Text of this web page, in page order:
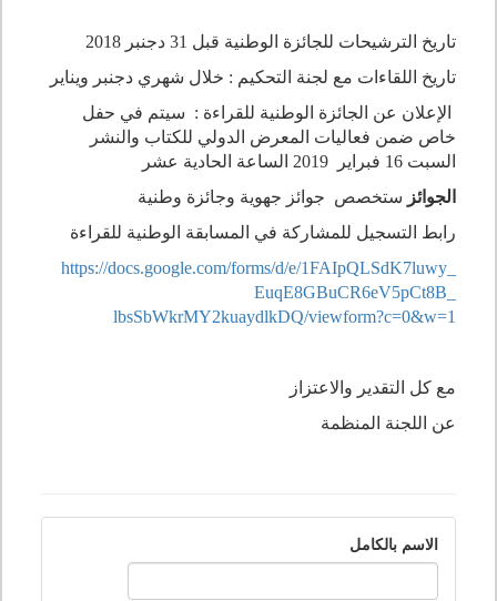
تاريخ الترشيحات للجائزة الوطنية قبل 31 دجنبر 2018
تاريخ اللقاءات مع لجنة التحكيم : خلال شهري دجنبر ويناير
الإعلان عن الجائزة الوطنية للقراءة : سيتم في حفل
خاص ضمن فعاليات المعرض الدولي للكتاب والنشر
السبت 16 فبراير 2019 الساعة الحادية عشر
الجوائز ستخصص جوائز جهوية وجائزة وطنية
رابط التسجيل للمشاركة في المسابقة الوطنية للقراءة
https://docs.google.com/forms/d/e/1FAIpQLSdK7luwy_
EuqE8GBuCR6eV5pCt8B_
lbsSbWkrMY2kuaydlkDQ/viewform?c=0&w=1
مع كل التقدير والاعتزاز
عن اللجنة المنظمة
الاسم بالكامل